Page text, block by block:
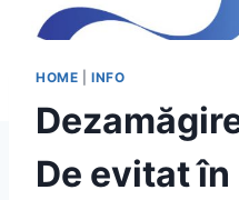
HOME |INFO
De evitat